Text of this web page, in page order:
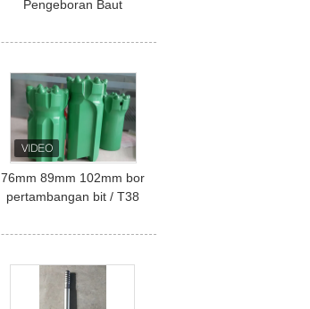
Pengeboran Baut
Jangkar Instalasi Mudah
76mm 89mm 102mm bor
pertambangan bit / T38
pertambangan